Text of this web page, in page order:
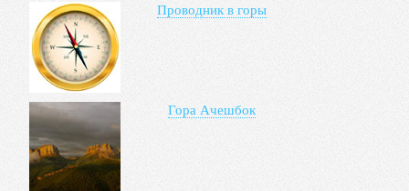
Проводник в горы
Гора Ачешбок